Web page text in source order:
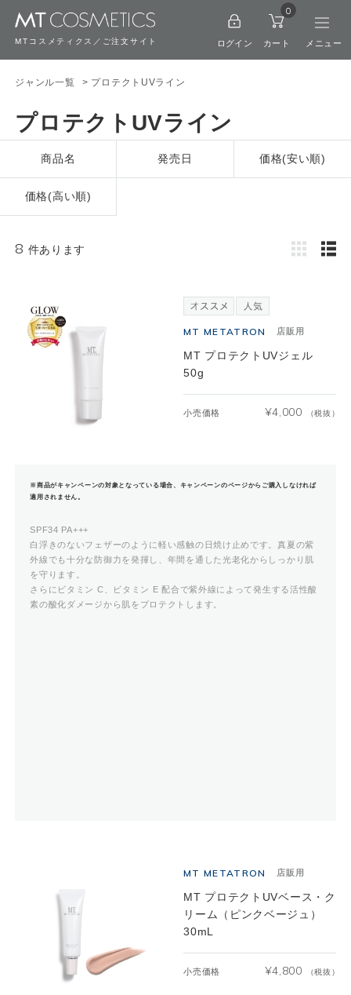
MTコスメティクス／ご注文サイト ログイン カート
0
ジャンル一覧 > プロテクトUVライン
プロテクトUVライン
商品名 発売日 価格(安い順)
価格(高い順)
8 件あります
MT METATRON 店販用
MT プロテクトUVジェル
50g
小売価格 ¥4,000 （税抜）
※商品がキャンペーンの対象となっている場合、キャンペーンのページからご購入しなければ
適用されません。
SPF34 PA+++
白浮きのないフェザーのように軽い感触の日焼け止めです。真夏の紫
外線でも十分な防御力を発揮し、年間を通した光老化からしっかり肌
を守ります。
さらにビタミン C、ビタミン E 配合で紫外線によって発生する活性酸
素の酸化ダメージから肌をプロテクトします。
MT METATRON 店販用
MT プロテクトUVベース・ク
リーム（ピンクベージュ）
30mL
小売価格 ¥4,800 （税抜）